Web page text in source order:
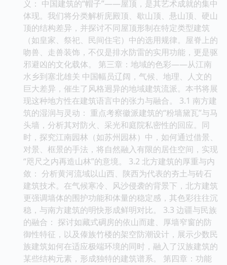
义： 中国建筑的“帽子”——屋顶，是其艺术成就的集中
体现。我们将分类解析庑殿顶、歇山顶、悬山顶、硬山
顶的结构差异，并探讨不同屋顶形制在特定类型建筑
（如皇家、祭祀、民间住宅）中的选用规律。屋脊上的
吻兽、走兽装饰，不仅是排水防雷的实用功能，更是驱
邪避凶的文化载体。 第三章：地域的色彩——从江南
水乡到塞北雄关 中国幅员辽阔，气候、地理、人文的
巨大差异，催生了风格迥异的地域建筑流派。本书将展
现这种地方性在建筑语言中的张力与融合。 3.1 南方建
筑的湿润与灵动： 重点考察徽派建筑的“粉墙黛瓦”与马
头墙，分析其对防火、采光和庭院私密性的回应。同
时，探究江南园林（如苏州园林）中，如何通过借景、
对景、框景的手法，将自然融入有限的居住空间，实现
“咫尺之内再造山林”的意境。 3.2 北方建筑的厚重与内
敛： 分析黄河流域以山西、陕西为代表的夯土与砖石
建筑技术。在气候寒冷、风沙侵袭的背景下，北方建筑
更强调墙体的围护功能和体量的稳定感，其色彩往往沉
稳，与南方建筑的明快形成鲜明对比。 3.3 边疆与民族
的融合： 探讨如藏式碉房的依山而建、厚墙窄窗的防
御性特征，以及傣族竹楼的架空防潮设计，展示少数民
族建筑如何在适应极端环境的同时，融入了汉族建筑的
某些结构元素，形成独特的建筑谱系。 第四章：功能